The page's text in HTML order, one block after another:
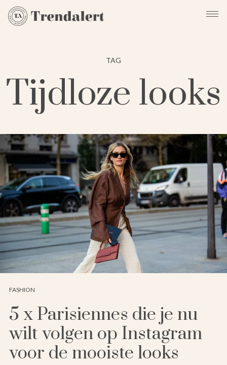
TAG
Tijdloze looks
FASHION
5 x Parisiennes die je nu
wilt volgen op Instagram
voor de mooiste looks